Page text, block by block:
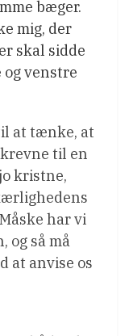
bæger.
mig, der
skal sidde
venstre
at tænke, at
til en
kristne,
har vi
og så må
at anvise os